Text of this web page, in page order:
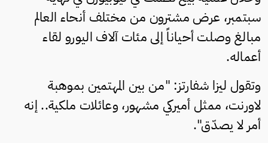
سبتمبر، عرض مشترون من مختلف أنحاء العالم
مبالغ وصلت أحياناً إلى مئات آلاف اليورو لقاء
أعماله.
وتقول ليزا شفارتز: "من بين المهتمين بموهبة
لاورنت، ممثل أميركي مشهور، وعائلات ملكية.. إنه
أمر لا يصدّق".